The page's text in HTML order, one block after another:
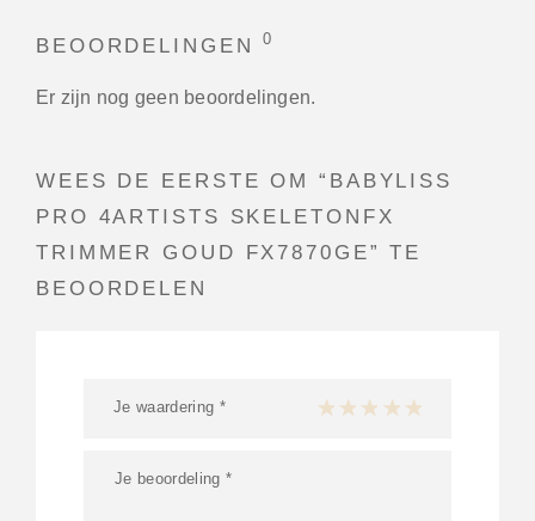
BEOORDELINGEN0
Er zijn nog geen beoordelingen.
WEES DE EERSTE OM “BABYLISS
PRO 4ARTISTS SKELETONFX
TRIMMER GOUD FX7870GE” TE
BEOORDELEN
Je waardering * 1 van de 5 sterren
2 van de 5 sterren
3 van de 5 sterren
4 van de 5 sterren